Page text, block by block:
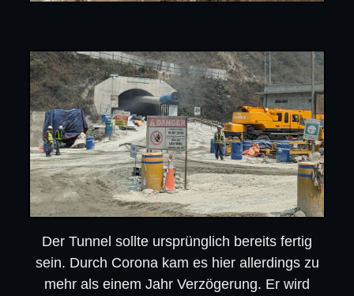
Der Tunnel sollte ursprünglich bereits fertig
sein. Durch Corona kam es hier allerdings zu
mehr als einem Jahr Verzögerung. Er wird